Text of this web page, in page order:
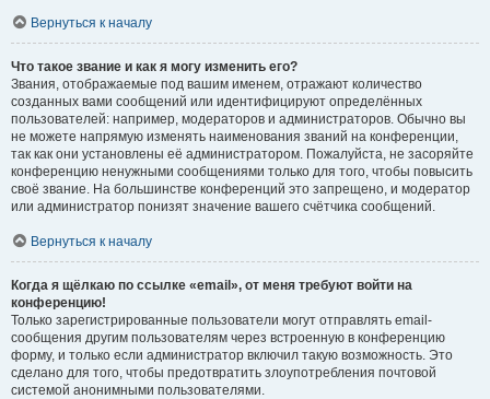
Вернуться к началу
Что такое звание и как я могу изменить его?
Звания, отображаемые под вашим именем, отражают количество
созданных вами сообщений или идентифицируют определённых
пользователей: например, модераторов и администраторов. Обычно вы
не можете напрямую изменять наименования званий на конференции,
так как они установлены её администратором. Пожалуйста, не засоряйте
конференцию ненужными сообщениями только для того, чтобы повысить
своё звание. На большинстве конференций это запрещено, и модератор
или администратор понизят значение вашего счётчика сообщений.
Вернуться к началу
Когда я щёлкаю по ссылке «email», от меня требуют войти на
конференцию!
Только зарегистрированные пользователи могут отправлять email-
сообщения другим пользователям через встроенную в конференцию
форму, и только если администратор включил такую возможность. Это
сделано для того, чтобы предотвратить злоупотребления почтовой
системой анонимными пользователями.